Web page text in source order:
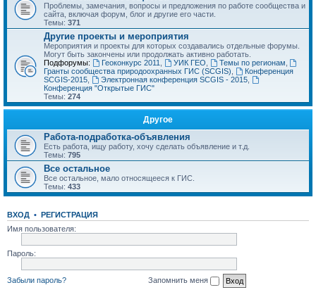
Проблемы, замечания, вопросы и предложения по работе сообщества и
сайта, включая форум, блог и другие его части.
Темы: 371
Другие проекты и мероприятия
Мероприятия и проекты для которых создавались отдельные форумы.
Могут быть закончены или продолжать активно работать.
Подфорумы:
Геоконкурс 2011 УИК ГЕО Темы по регионам
Гранты сообщества природоохранных ГИС (SCGIS)
Конференция
SCGIS-2015
Электронная конференция SCGIS - 2015,
Конференция "Открытые ГИС"
Темы: 274
Другое
Работа-подработка-объявления
Есть работа, ищу работу, хочу сделать объявление и т.д.
Темы: 795
Все остальное
Все остальное, мало относящееся к ГИС.
Темы: 433
ВХОД • РЕГИСТРАЦИЯ
Имя пользователя:
Пароль:
Забыли пароль? Запомнить меня